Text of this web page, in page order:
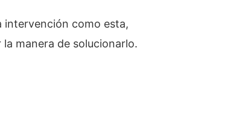
intervención como esta,
manera de solucionarlo.